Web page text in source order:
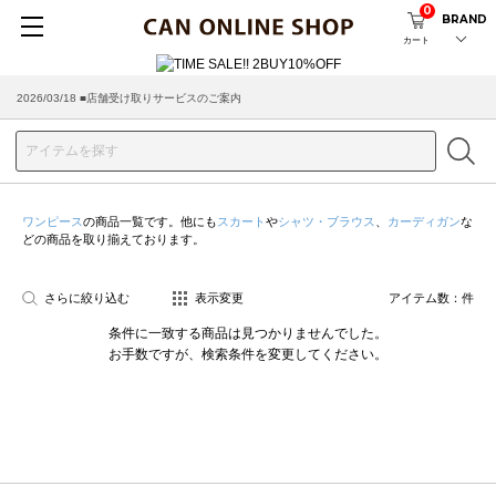
カート
0
BRAND
2026/03/18 ■店舗受け取りサービスのご案内
ワンピースの商品一覧です。他にも スカート やシャツ・ブラウス カーディガンな
どの商品を取り揃えております。
さらに絞り込む 表示変更 アイテム数： 件
条件に一致する商品は見つかりませんでした。
お手数ですが、検索条件を変更してください。